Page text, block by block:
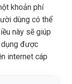
khoản phí
dùng có thể
này sẽ giúp
dụng được
internet cáp